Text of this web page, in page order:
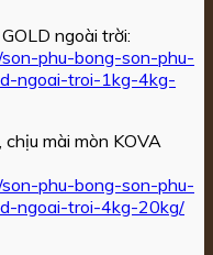
ngoài trời:
phu-bong-son-phu-
ngoai-troi-1kg-4kg-
mài mòn KOVA
phu-bong-son-phu-
ngoai-troi-4kg-20kg/